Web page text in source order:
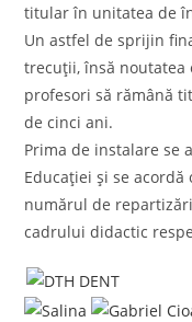
titular în unitatea de
Un astfel de sprijin
trecuții, însă noutatea
profesori să rămână
de cinci ani.
Prima de instalare se
Educației și se
numărul de
cadrului didactic